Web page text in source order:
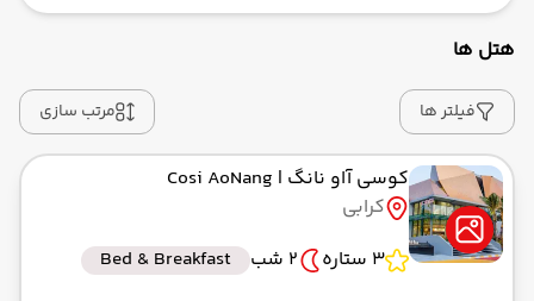
حرکت از مبدا: 19:25
به فرودگاه بین‌المللی دبی DXB
رسیدن به مقصد : 22:10
فلای دبی -Economy
مدت سفر: 02:00
هتل ها
فیلتر ها مرتب سازی
کوسی آاو نانگ | Cosi AoNang
کرابی
3 ستاره
2 شب
Bed & Breakfast